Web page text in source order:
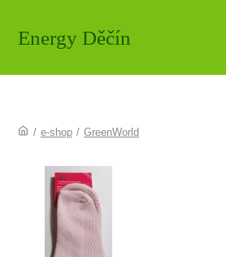
Energy Děčín
/ e-shop / GreenWorld